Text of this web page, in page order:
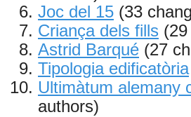
Joc del 15 (33
Criança dels fills
Astrid Barqué (27
Tipologia edificatòria
Ultimàtum alemany
authors)